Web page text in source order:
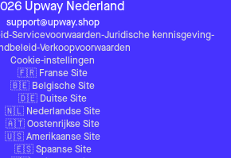
Upway Nederland
support@upway.shop
-Servicevoorwaarden-Juridische kennisgeving-
-Verkoopvoorwaarden
Cookie-instellingen
🇫🇷 Franse Site
🇧🇪 Belgische Site
🇩🇪 Duitse Site
🇳🇱 Nederlandse Site
🇦🇹 Oostenrijkse Site
🇺🇸 Amerikaanse Site
🇪🇸 Spaanse Site